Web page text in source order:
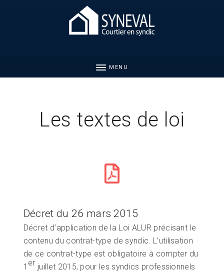
MENU
Les textes de loi
Décret du 26 mars 2015
Décret d’application de la Loi ALUR précisant le
contenu du contrat-type de syndic. L’utilisation
de ce contrat-type est obligatoire à compter du
1 er juillet 2015, pour les syndics professionnels